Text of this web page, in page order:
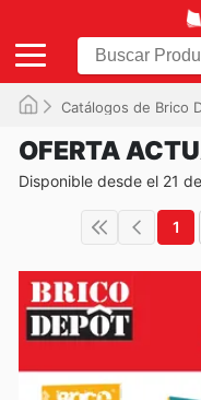
Catálogos de Brico
OFERTA
Disponible desde el 21
1